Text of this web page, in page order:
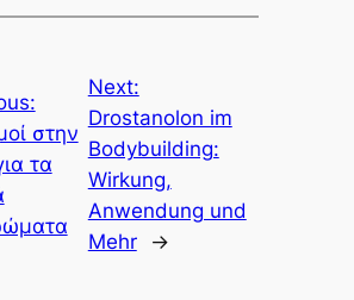
στην
τα
Next:
Drostanolon im
Bodybuilding:
Wirkung,
Anwendung und
Mehr
→